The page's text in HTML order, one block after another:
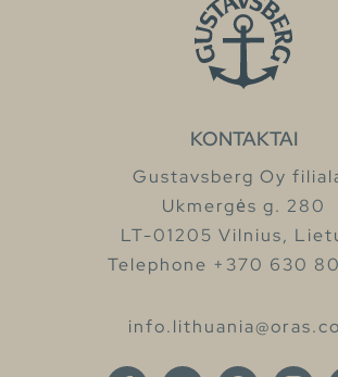
KONTAKTAI
Gustavsberg Oy
Ukmergės g. 280
LT-01205 Vilnius,
Telephone +370 630